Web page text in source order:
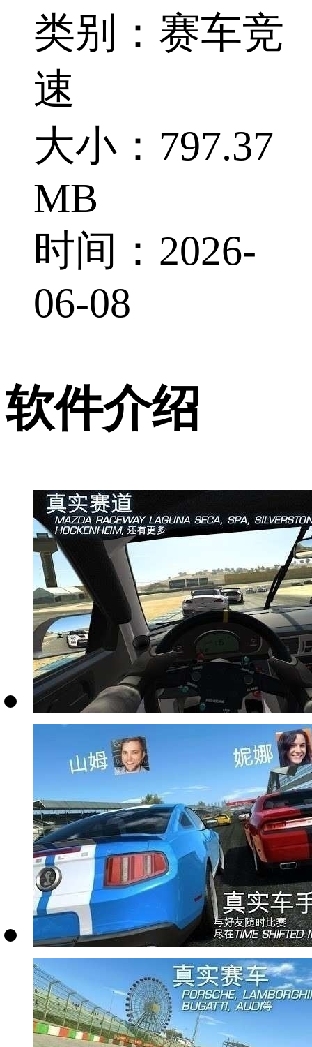
类别：赛车竞
速
大小：797.37
MB
时间：2026-
06-08
软件介绍